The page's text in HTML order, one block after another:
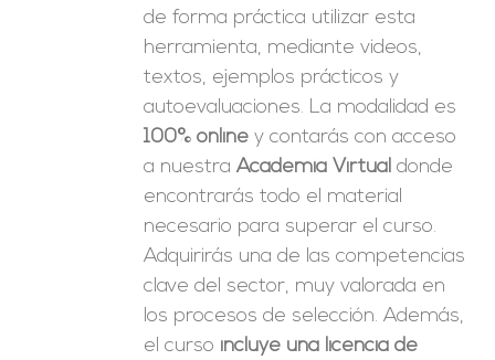
de forma práctica utilizar esta
herramienta, mediante videos,
textos, ejemplos prácticos y
autoevaluaciones. La modalidad es
100% online y contarás con acceso
a nuestraAcademia Virtual donde
encontrarás todo el material
necesario para superar el curso.
Adquirirás una de las competencias
clave del sector, muy valorada en
los procesos de selección. Además,
el curso incluye una licencia de